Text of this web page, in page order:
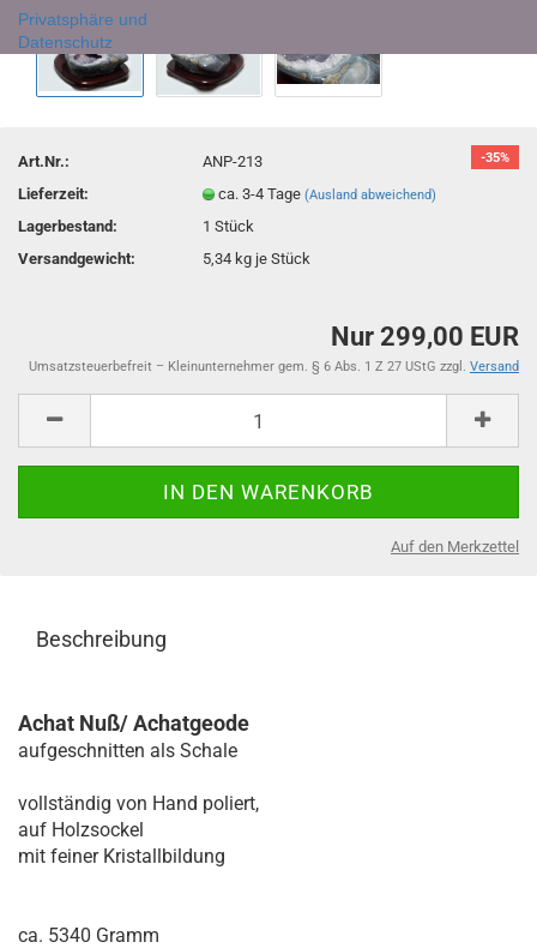
Privatsphäre und
Datenschutz
-35%
Art.Nr.:
ANP-213
Lieferzeit:
ca. 3-4 Tage(Ausland abweichend)
Lagerbestand: 1Stück
Versandgewicht:
5,34 kg je Stück
Nur 299,00 EUR
Umsatzsteuerbefreit – Kleinunternehmer gem. § 6 Abs. 1 Z 27 UStG zzgl. Versand
Auf den Merkzettel
Beschreibung
Achat Nuß/ Achatgeode
aufgeschnitten als Schale
vollständig von Hand poliert,
auf Holzsockel
mit feiner Kristallbildung
ca. 5340 Gramm